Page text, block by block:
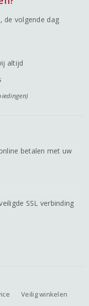
de volgende dag
altijd
betalen met uw
SSL verbinding
Veilig winkelen